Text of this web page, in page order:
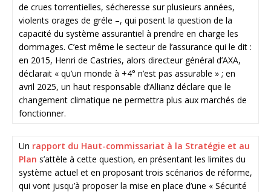
de crues torrentielles, sécheresse sur plusieurs années,
violents orages de gréle –, qui posent la question de la
capacité du système assurantiel à prendre en charge les
dommages. C’est même le secteur de l’assurance qui le dit :
en 2015, Henri de Castries, alors directeur général d’AXA,
déclarait « qu’un monde à +4° n’est pas assurable » ; en
avril 2025, un haut responsable d’Allianz déclare que le
changement climatique ne permettra plus aux marchés de
fonctionner.
Un rapport du Haut-commissariat à la Stratégie et au
Plan s’attèle à cette question, en présentant les limites du
système actuel et en proposant trois scénarios de réforme,
qui vont jusqu’à proposer la mise en place d’une « Sécurité